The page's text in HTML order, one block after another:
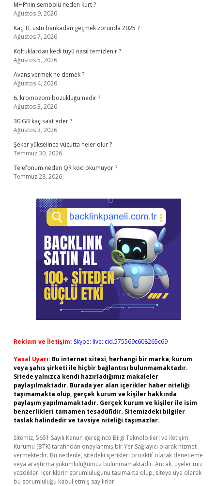
MHP’nin sembolü neden kurt ?
Ağustos 9, 2026
Kaç TL üstü bankadan geçmek zorunda 2025 ?
Ağustos 7, 2026
Koltuklardan kedi tüyü nasıl temizlenir ?
Ağustos 5, 2026
Avans vermek ne demek ?
Ağustos 4, 2026
6. kromozom bozukluğu nedir ?
Ağustos 3, 2026
30 GB kaç saat eder ?
Ağustos 3, 2026
Şeker yükselince vücutta neler olur ?
Temmuz 30, 2026
Telefonum neden QR kod okumuyor ?
Temmuz 28, 2026
Reklam ve İletişim: Skype: live:.cid.575569c608265c69
Yasal Uyarı: Bu internet sitesi, herhangi bir marka, kurum
veya şahıs şirketi ile hiçbir bağlantısı bulunmamaktadır.
Sitede yalnızca kendi hazırladığımız makaleler
paylaşılmaktadır. Burada yer alan içerikler haber niteliği
taşımamakta olup, gerçek kurum ve kişiler hakkında
paylaşım yapılmamaktadır. Gerçek kurum ve kişiler ile isim
benzerlikleri tamamen tesadüfidir. Sitemizdeki bilgiler
taslak halindedir ve tavsiye niteliği taşımazlar.
Sitemiz, 5651 Sayılı Kanun gereğince Bilgi Teknolojileri ve İletişim
Kurumu (BTK) tarafından onaylanmış bir Yer Sağlayıcı olarak hizmet
vermektedir. Bu nedenle, sitedeki içerikleri proaktif olarak denetleme
veya araştırma yükümlülüğümüz bulunmamaktadır. Ancak, üyelerimiz
yazdıkları içeriklerin sorumluluğunu taşımakta olup, siteye üye olarak
bu sorumluluğu kabul etmiş sayılırlar.